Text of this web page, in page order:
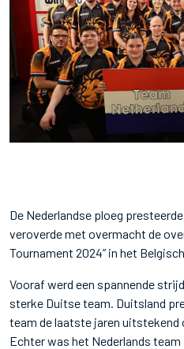
De Nederlandse ploeg
veroverde met overmacht de
Tournament 2024” in het
Vooraf werd een spannende
sterke Duitse team. Duitsland
team de laatste jaren uitstekend
Echter was het Nederlands